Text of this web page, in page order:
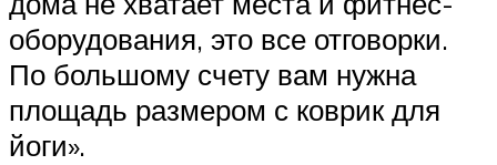
оборудования, это все отговорки.
По большому счету вам нужна
площадь размером с коврик для
йоги».